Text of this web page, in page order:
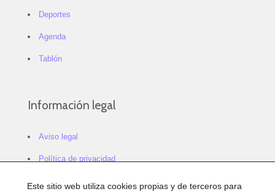
Deportes
Agenda
Tablón
Información legal
Aviso legal
Política de privacidad
Política de cookies
Este sitio web utiliza cookies propias y de terceros para